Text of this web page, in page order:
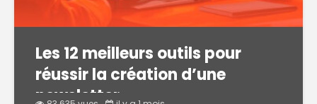
Les 12 meilleurs outils pour
réussir la création d’une
newsletter